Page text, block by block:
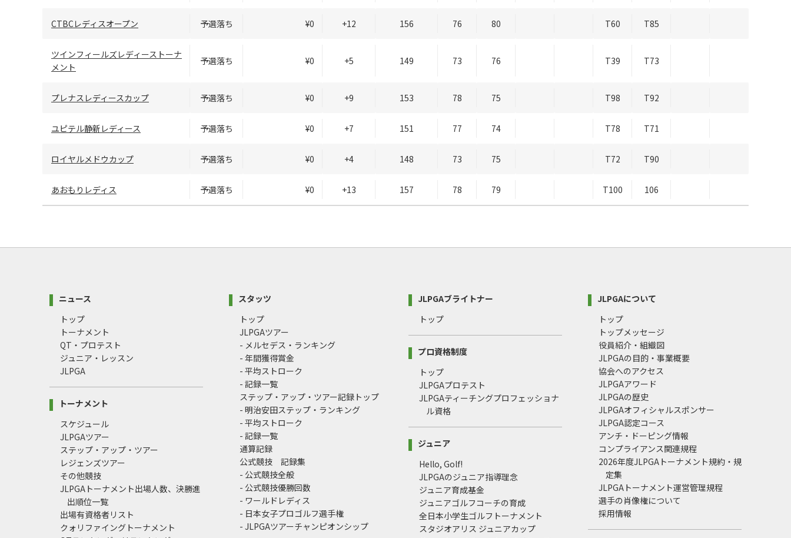
CTBCレディスオープン 予選落ち ¥0 +12 156 76 80 T60 T85
ツインフィールズレディーストーナ
メント
予選落ち ¥0 +5 149 73 76 T39 T73
プレナスレディースカップ 予選落ち ¥0 +9 153 78 75 T98 T92
ユピテル静新レディース 予選落ち ¥0 +7 151 77 74 T78 T71
ロイヤルメドウカップ 予選落ち ¥0 +4 148 73 75 T72 T90
あおもりレディス 予選落ち ¥0 +13 157 78 79 T100 106
ニュース
トップ
トーナメント
QT・プロテスト
ジュニア・レッスン
JLPGA
トーナメント
スケジュール
JLPGAツアー
ステップ・アップ・ツアー
レジェンズツアー
その他競技
JLPGAトーナメント出場人数、決勝進
出順位一覧
出場有資格者リスト
クォリファイングトーナメント
スタッツ
トップ
JLPGAツアー
- メルセデス・ランキング
- 年間獲得賞金
- 平均ストローク
- 記録一覧
ステップ・アップ・ツアー記録トップ
- 明治安田ステップ・ランキング
- 平均ストローク
- 記録一覧
通算記録
公式競技 記録集
- 公式競技全般
- 公式競技優勝回数
- ワールドレディス
- 日本女子プロゴルフ選手権
- JLPGAツアーチャンピオンシップ
JLPGAブライトナー
トップ
プロ資格制度
トップ
JLPGAプロテスト
JLPGAティーチングプロフェッショナ
ル資格
ジュニア
Hello, Golf!
JLPGAのジュニア指導理念
ジュニア育成基金
ジュニアゴルフコーチの育成
全日本小学生ゴルフトーナメント
スタジオアリス ジュニアカップ
JLPGAについて
トップ
トップメッセージ
役員紹介・組織図
JLPGAの目的・事業概要
協会へのアクセス
JLPGAアワード
JLPGAの歴史
JLPGAオフィシャルスポンサー
JLPGA認定コース
アンチ・ドーピング情報
コンプライアンス関連規程
2026年度JLPGAトーナメント規約・規
定集
JLPGAトーナメント運営管理規程
選手の肖像権について
採用情報